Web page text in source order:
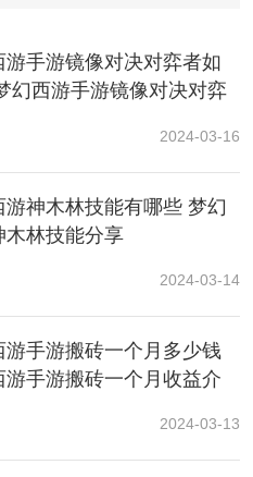
得到150书铁和160铁、战
到60，70，80的书铁。有
魂。
经验奖励。每十环经验奖
的第一个任务的经验奖励
励。每完成100环还可获得
人任务、找物品任务、找
石、友情值花朵等。
奖励介绍了，可以看到等
奖励，有几率获得150书铁
希望这篇攻略可以帮助到
游手游镜像对决对弈者如
幻西游手游镜像对决对弈
2024-03-16
游神木林技能有哪些 梦幻
木林技能分享
2024-03-14
游手游搬砖一个月多少钱
游手游搬砖一个月收益介
2024-03-13